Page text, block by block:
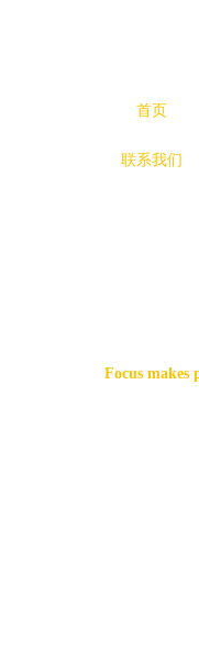
首页
联系我们
Focus makes